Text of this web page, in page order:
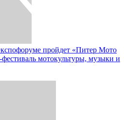
пройдет «Питер Мото
мотокультуры, музыки и